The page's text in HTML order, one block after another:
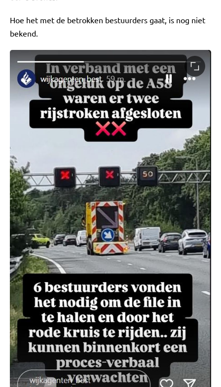
Hoe het met de betrokken bestuurders gaat, is nog niet
bekend.